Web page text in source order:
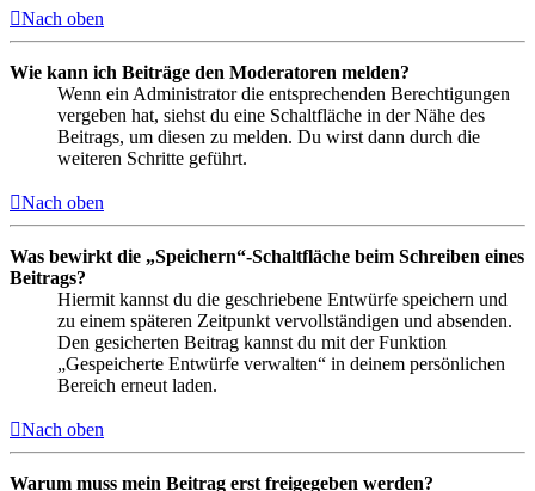
Nach oben
Wie kann ich Beiträge den Moderatoren melden?
Wenn ein Administrator die entsprechenden Berechtigungen
vergeben hat, siehst du eine Schaltfläche in der Nähe des
Beitrags, um diesen zu melden. Du wirst dann durch die
weiteren Schritte geführt.
Nach oben
Was bewirkt die „Speichern“-Schaltfläche beim Schreiben eines
Beitrags?
Hiermit kannst du die geschriebene Entwürfe speichern und
zu einem späteren Zeitpunkt vervollständigen und absenden.
Den gesicherten Beitrag kannst du mit der Funktion
„Gespeicherte Entwürfe verwalten“ in deinem persönlichen
Bereich erneut laden.
Nach oben
Warum muss mein Beitrag erst freigegeben werden?